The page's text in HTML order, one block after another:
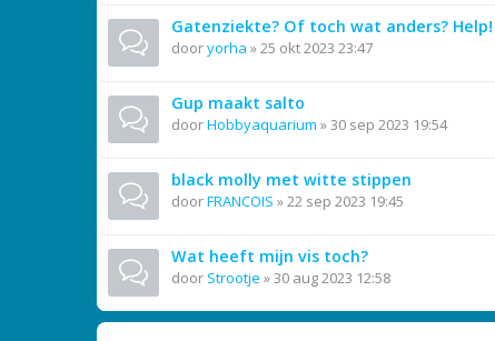
Gatenziekte? Of toch wat anders? Help!
dooryorha »25 okt 2023 23:47
Gup maakt salto
doorHobbyaquarium »30 sep 2023 19:54
black molly met witte stippen
doorFRANCOIS »22 sep 2023 19:45
Wat heeft mijn vis toch?
door Strootje »30 aug 2023 12:58